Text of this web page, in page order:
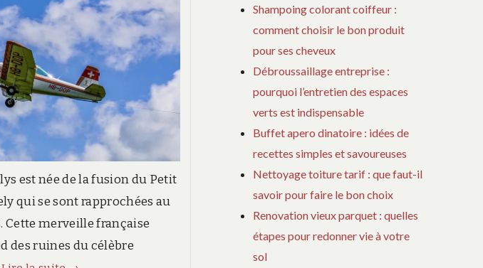
est née de la fusion du Petit
qui se sont rapprochées au
Cette merveille française
des ruines du célèbre
Shampoing colorant coiffeur :
comment choisir le bon produit
pour ses cheveux
Débroussaillage entreprise :
pourquoi l’entretien des espaces
verts est indispensable
Buffet apero dinatoire : idées de
recettes simples et savoureuses
Nettoyage toiture tarif : que faut-il
savoir pour faire le bon choix
Renovation vieux parquet : quelles
étapes pour redonner vie à votre
sol